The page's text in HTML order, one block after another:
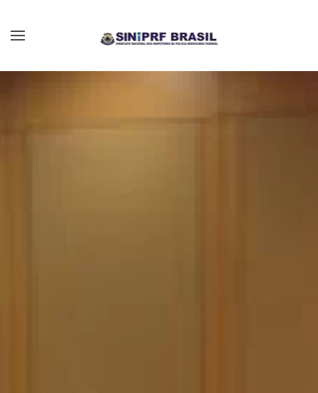
Skip to main content